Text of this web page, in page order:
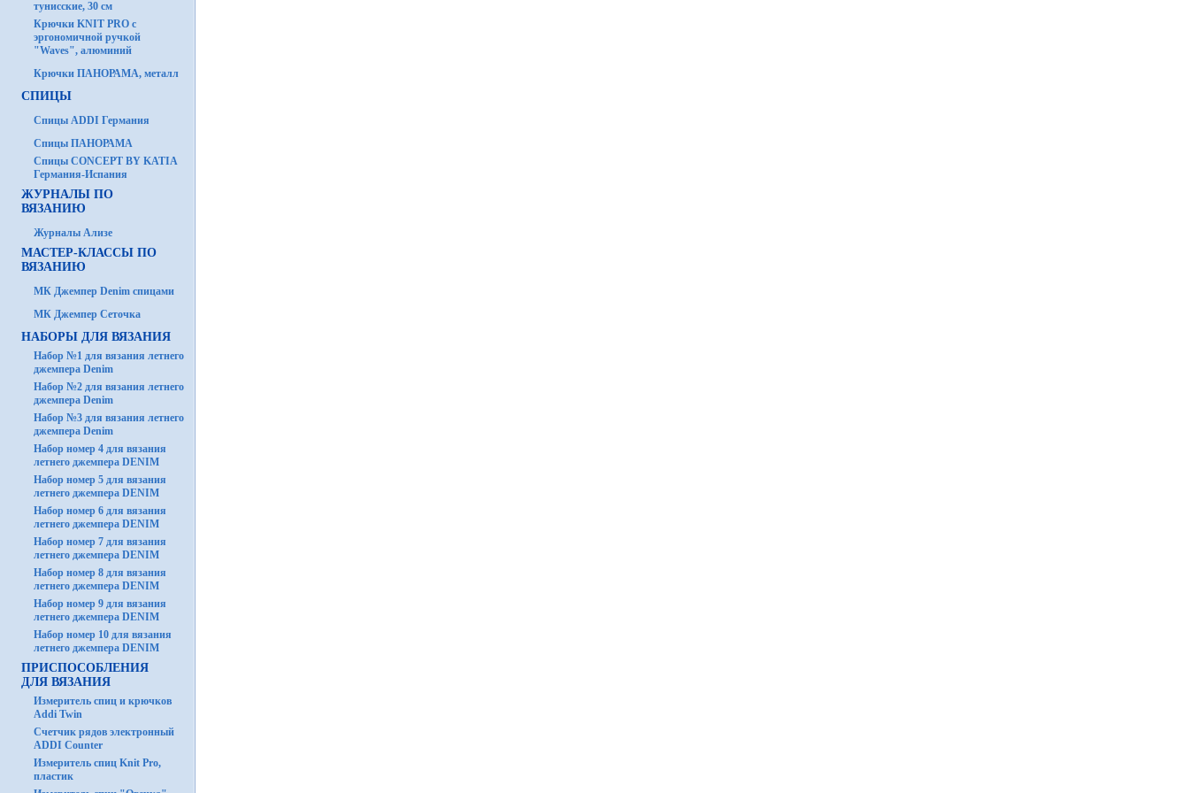
тунисские, 30 см
Крючки KNIT PRO с
эргономичной ручкой
"Waves", алюминий
Крючки ПАНОРАМА, металл
СПИЦЫ
Спицы ADDI Германия
Спицы ПАНОРАМА
Спицы CONCEPT BY KATIA
Германия-Испания
ЖУРНАЛЫ ПО
ВЯЗАНИЮ
Журналы Ализе
МАСТЕР-КЛАССЫ ПО
ВЯЗАНИЮ
МК Джемпер Denim спицами
МК Джемпер Сеточка
НАБОРЫ ДЛЯ ВЯЗАНИЯ
Набор №1 для вязания летнего
джемпера Denim
Набор №2 для вязания летнего
джемпера Denim
Набор №3 для вязания летнего
джемпера Denim
Набор номер 4 для вязания
летнего джемпера DENIM
Набор номер 5 для вязания
летнего джемпера DENIM
Набор номер 6 для вязания
летнего джемпера DENIM
Набор номер 7 для вязания
летнего джемпера DENIM
Набор номер 8 для вязания
летнего джемпера DENIM
Набор номер 9 для вязания
летнего джемпера DENIM
Набор номер 10 для вязания
летнего джемпера DENIM
ПРИСПОСОБЛЕНИЯ
ДЛЯ ВЯЗАНИЯ
Измеритель спиц и крючков
Addi Twin
Счетчик рядов электронный
ADDI Counter
Измеритель спиц Knit Pro,
пластик